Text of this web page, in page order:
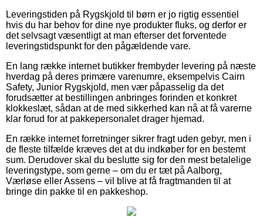
Leveringstiden på Rygskjold til børn er jo rigtig essentiel
hvis du har behov for dine nye produkter fluks, og derfor er
det selvsagt væsentligt at man efterser det forventede
leveringstidspunkt for den pågældende vare.
En lang række internet butikker frembyder levering på næste
hverdag på deres primære varenumre, eksempelvis Cairn
Safety, Junior Rygskjold, men vær påpasselig da det
forudsætter at bestillingen anbringes forinden et konkret
klokkeslæt, sådan at de med sikkerhed kan nå at få varerne
klar forud for at pakkepersonalet drager hjemad.
En række internet forretninger sikrer fragt uden gebyr, men i
de fleste tilfælde kræves det at du indkøber for en bestemt
sum. Derudover skal du beslutte sig for den mest betalelige
leveringstype, som gerne – om du er tæt på Aalborg,
Værløse eller Assens – vil blive at få fragtmanden til at
bringe din pakke til en pakkeshop.